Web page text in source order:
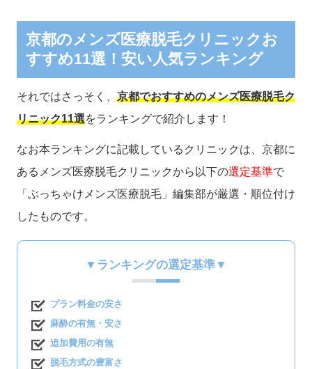
京都のメンズ医療脱毛クリニックお
すすめ11選！安い人気ランキング
それではさっそく、 京都でおすすめのメンズ医療脱毛ク
リニック11選をランキングで紹介します！
なお本ランキングに記載しているクリニックは、京都に
あるメンズ医療脱毛クリニックから以下の選定基準で
「ぶっちゃけメンズ医療脱毛」編集部が厳選・順位付け
したものです。
▼ランキングの選定基準▼
プラン料金の安さ
麻酔の有無・安さ
追加費用の有無
脱毛方式の豊富さ